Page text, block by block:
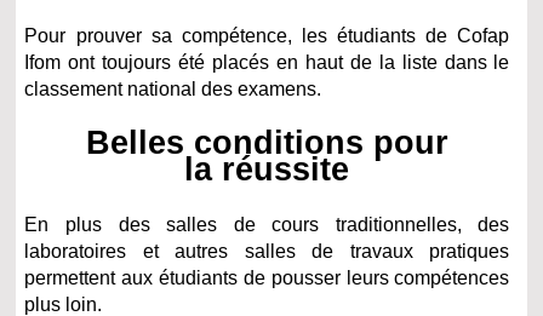
Pour prouver sa compétence, les étudiants de Cofap
Ifom ont toujours été placés en haut de la liste dans le
classement national des examens.
Belles conditions pour
la réussite
En plus des salles de cours traditionnelles, des
laboratoires et autres salles de travaux pratiques
permettent aux étudiants de pousser leurs compétences
plus loin.